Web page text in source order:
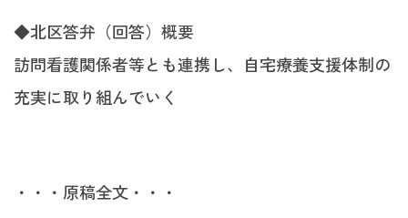
◆北区答弁（回答）概要
訪問看護関係者等とも連携し、自宅療養支援体制の
充実に取り組んでいく
・・・原稿全文・・・